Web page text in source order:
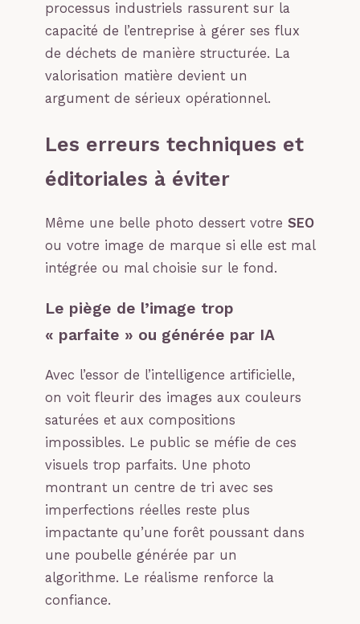
processus industriels rassurent sur la
capacité de l’entreprise à gérer ses flux
de déchets de manière structurée. La
valorisation matière devient un
argument de sérieux opérationnel.
Les erreurs techniques et
éditoriales à éviter
Même une belle photo dessert votre SEO
ou votre image de marque si elle est mal
intégrée ou mal choisie sur le fond.
Le piège de l’image trop
« parfaite » ou générée par IA
Avec l’essor de l’intelligence artificielle,
on voit fleurir des images aux couleurs
saturées et aux compositions
impossibles. Le public se méfie de ces
visuels trop parfaits. Une photo
montrant un centre de tri avec ses
imperfections réelles reste plus
impactante qu’une forêt poussant dans
une poubelle générée par un
algorithme. Le réalisme renforce la
confiance.